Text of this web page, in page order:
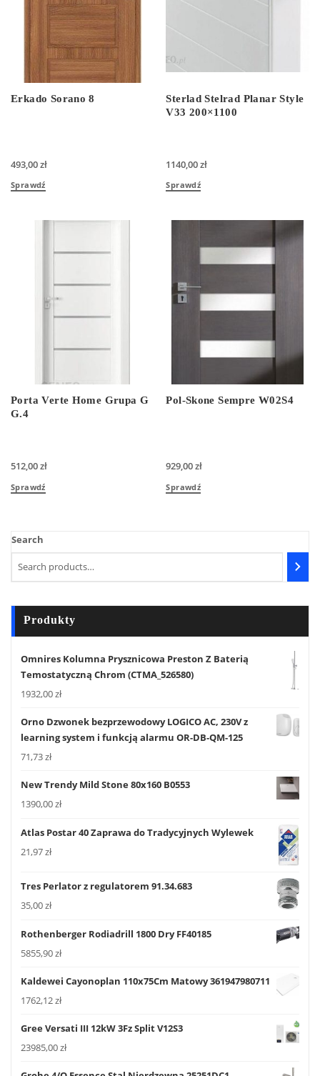
Erkado Sorano 8
493,00zł
Sprawdź
Sterlad Stelrad Planar Style
V33 200×1100
1140,00zł
Sprawdź
Porta Verte Home Grupa G
G.4
512,00zł
Sprawdź
Pol-Skone Sempre W02S4
929,00zł
Sprawdź
Search
Produkty
Omnires Kolumna Prysznicowa Preston Z Baterią
Temostatyczną Chrom (CTMA_526580)
1932,00zł
Orno Dzwonek bezprzewodowy LOGICO AC, 230V z
learning system i funkcją alarmu OR-DB-QM-125
71,73zł
New Trendy Mild Stone 80x160 B0553
1390,00zł
Atlas Postar 40 Zaprawa do Tradycyjnych Wylewek
21,97zł
Tres Perlator z regulatorem 91.34.683
35,00zł
Rothenberger Rodiadrill 1800 Dry FF40185
5855,90zł
Kaldewei Cayonoplan 110x75Cm Matowy 361947980711
1762,12zł
Gree Versati III 12kW 3Fz Split V12S3
23985,00zł